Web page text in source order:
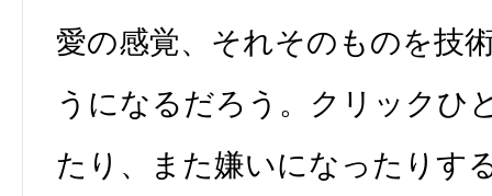
愛の感覚、それそのものを技
うになるだろう。クリックひ
たり、また嫌いになったりす